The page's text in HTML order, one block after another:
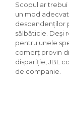
Scopul ar
un mod
descendenților
sălbăticie. Deși
pentru unele
comerț provin
dispariție, JBL
de companie.